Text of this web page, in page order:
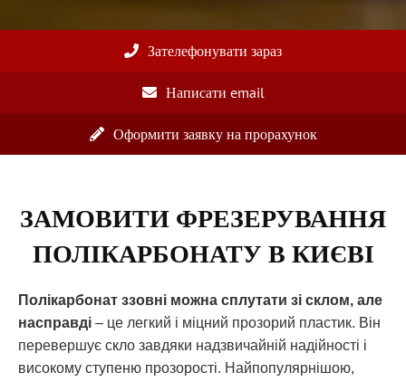
Зателефонувати зараз
Написати email
Оформити заявку на прорахунок
ЗАМОВИТИ ФРЕЗЕРУВАННЯ
ПОЛІКАРБОНАТУ В КИЄВІ
Полікарбонат ззовні можна сплутати зі склом, але
насправді – це легкий і міцний прозорий пластик. Він
перевершує скло завдяки надзвичайній надійності і
високому ступеню прозорості. Найпопулярнішою,